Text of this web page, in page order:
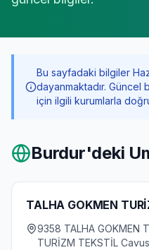
Bu sayfadaki bilgiler
dayanmaktadır. Güncel
için ilgili kurumlarla
Burdur'deki
TALHA GOKMEN
9358 TALHA GOKMEN
TURİZM TEKSTİL